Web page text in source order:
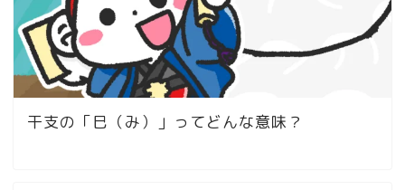
干支の「巳（み）」ってどんな意味？